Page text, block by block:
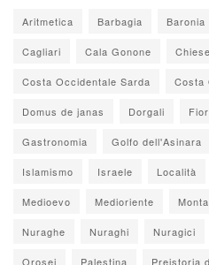
Aritmetica Barbagia Baronia
Cagliari Cala Gonone
Costa Occidentale Sarda Costa
Domus de janas Dorgali
Gastronomia Golfo dell'Asinara
Islamismo Israele Località
Medioevo Medioriente
Nuraghe Nuraghi Nuragici
Orosei Palestina Preistoria